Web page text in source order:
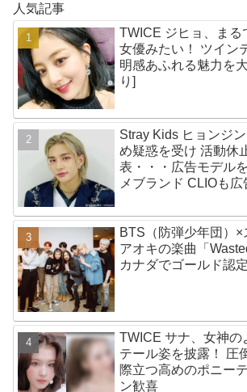
人気記事
TWICE ジヒョ、まる
女優みたい！ ツイン
明感あふれる魅力を
り]
Stray Kids ヒョンジ
め疑惑を受け 活動休
表・・・広告モデル
メブランド CLIOも
BTS（防弾少年団）×
アオキの楽曲「
カナダでゴールド認
TWICE サナ、女神の
テール姿を披露！ 圧
際立つ高めのポニー
ン歓喜